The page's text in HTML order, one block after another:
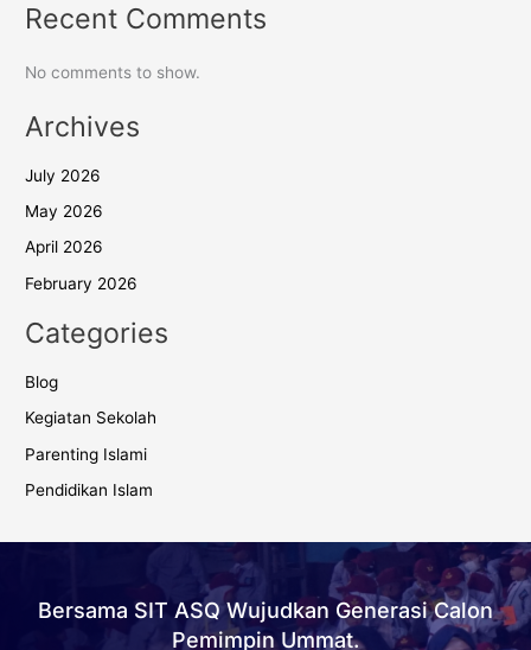
Recent Comments
No comments to show.
Archives
July 2026
May 2026
April 2026
February 2026
Categories
Blog
Kegiatan Sekolah
Parenting Islami
Pendidikan Islam
Bersama SIT ASQ Wujudkan Generasi Calon
Pemimpin Ummat.